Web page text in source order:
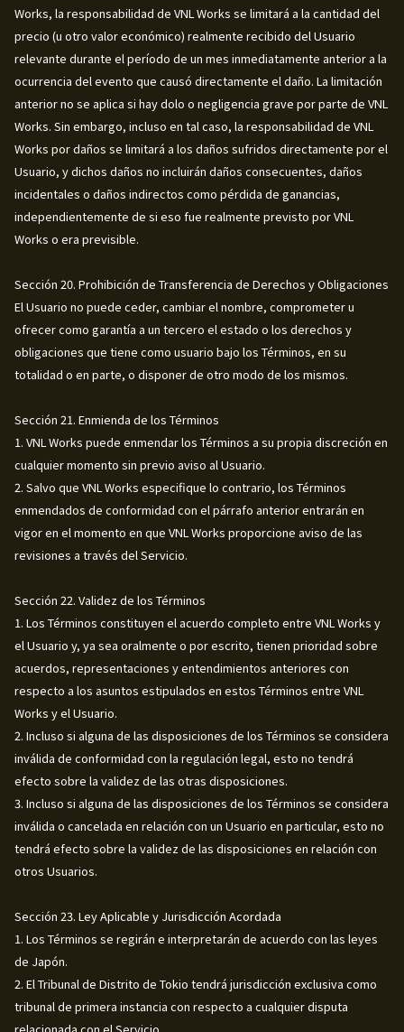
Works, la responsabilidad de VNL Works se limitará a la cantidad del
precio (u otro valor económico) realmente recibido del Usuario
relevante durante el período de un mes inmediatamente anterior a la
ocurrencia del evento que causó directamente el daño. La limitación
anterior no se aplica si hay dolo o negligencia grave por parte de VNL
Works. Sin embargo, incluso en tal caso, la responsabilidad de VNL
Works por daños se limitará a los daños sufridos directamente por el
Usuario, y dichos daños no incluirán daños consecuentes, daños
incidentales o daños indirectos como pérdida de ganancias,
independientemente de si eso fue realmente previsto por VNL
Works o era previsible.
Sección 20. Prohibición de Transferencia de Derechos y Obligaciones
El Usuario no puede ceder, cambiar el nombre, comprometer u
ofrecer como garantía a un tercero el estado o los derechos y
obligaciones que tiene como usuario bajo los Términos, en su
totalidad o en parte, o disponer de otro modo de los mismos.
Sección 21. Enmienda de los Términos
1. VNL Works puede enmendar los Términos a su propia discreción en
cualquier momento sin previo aviso al Usuario.
2. Salvo que VNL Works especifique lo contrario, los Términos
enmendados de conformidad con el párrafo anterior entrarán en
vigor en el momento en que VNL Works proporcione aviso de las
revisiones a través del Servicio.
Sección 22. Validez de los Términos
1. Los Términos constituyen el acuerdo completo entre VNL Works y
el Usuario y, ya sea oralmente o por escrito, tienen prioridad sobre
acuerdos, representaciones y entendimientos anteriores con
respecto a los asuntos estipulados en estos Términos entre VNL
Works y el Usuario.
2. Incluso si alguna de las disposiciones de los Términos se considera
inválida de conformidad con la regulación legal, esto no tendrá
efecto sobre la validez de las otras disposiciones.
3. Incluso si alguna de las disposiciones de los Términos se considera
inválida o cancelada en relación con un Usuario en particular, esto no
tendrá efecto sobre la validez de las disposiciones en relación con
otros Usuarios.
Sección 23. Ley Aplicable y Jurisdicción Acordada
1. Los Términos se regirán e interpretarán de acuerdo con las leyes
de Japón.
2. El Tribunal de Distrito de Tokio tendrá jurisdicción exclusiva como
tribunal de primera instancia con respecto a cualquier disputa